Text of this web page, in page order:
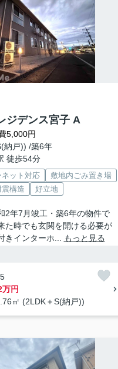
ジデンス宮子 A
5,000円
納戸)) /築6年
徒歩54分
ネット対応
敷地内ごみ置き場
震構造 好立地
2年7月竣工・築6年の物件で
た時でも玄関を開ける必要が
きインターホ...
もっと見る
万円
㎡ (2LDK＋S(納戸))